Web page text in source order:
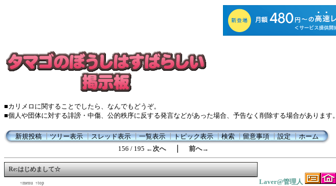
■カリメロに関することでしたら、なんでもどうぞ。
■個人や団体に対する誹謗・中傷、公的秩序に反する発言などがあった場合、予告なく削除する場合があります。
新規投稿┃ツリー表示┃スレッド表示┃一覧表示┃トピック表示┃検索┃留意事項┃設定┃ホーム
156 / 195 ←次へ｜ 前へ→
Re:はじめまして☆
↑menu ↑top Laver@管理人